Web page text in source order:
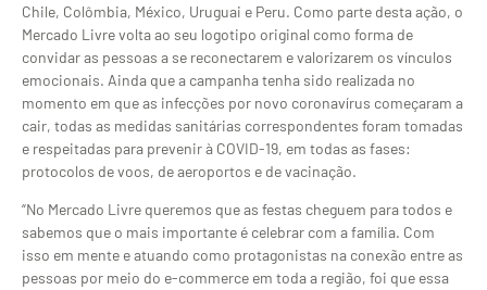
Chile, Colômbia, México, Uruguai e Peru. Como parte desta ação, o
Mercado Livre volta ao seu logotipo original como forma de
convidar as pessoas a se reconectarem e valorizarem os vínculos
emocionais. Ainda que a campanha tenha sido realizada no
momento em que as infecções por novo coronavírus começaram a
cair, todas as medidas sanitárias correspondentes foram tomadas
e respeitadas para prevenir à COVID-19, em todas as fases:
protocolos de voos, de aeroportos e de vacinação.
“No Mercado Livre queremos que as festas cheguem para todos e
sabemos que o mais importante é celebrar com a família. Com
isso em mente e atuando como protagonistas na conexão entre as
pessoas por meio do e-commerce em toda a região, foi que essa